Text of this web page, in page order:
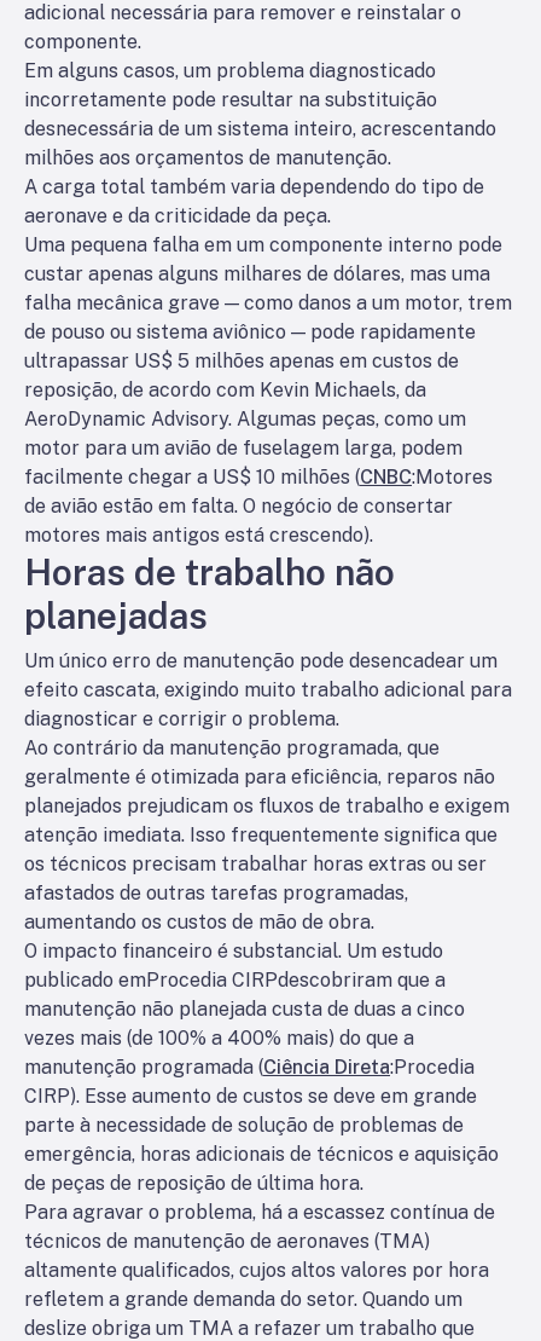
adicional necessária para remover e reinstalar o
componente.
Em alguns casos, um problema diagnosticado
incorretamente pode resultar na substituição
desnecessária de um sistema inteiro, acrescentando
milhões aos orçamentos de manutenção.
A carga total também varia dependendo do tipo de
aeronave e da criticidade da peça.
Uma pequena falha em um componente interno pode
custar apenas alguns milhares de dólares, mas uma
falha mecânica grave — como danos a um motor, trem
de pouso ou sistema aviônico — pode rapidamente
ultrapassar US$ 5 milhões apenas em custos de
reposição, de acordo com Kevin Michaels, da
AeroDynamic Advisory. Algumas peças, como um
motor para um avião de fuselagem larga, podem
facilmente chegar a US$ 10 milhões (CNBC:Motores
de avião estão em falta. O negócio de consertar
motores mais antigos está crescendo).
Horas de trabalho não
planejadas
Um único erro de manutenção pode desencadear um
efeito cascata, exigindo muito trabalho adicional para
diagnosticar e corrigir o problema.
Ao contrário da manutenção programada, que
geralmente é otimizada para eficiência, reparos não
planejados prejudicam os fluxos de trabalho e exigem
atenção imediata. Isso frequentemente significa que
os técnicos precisam trabalhar horas extras ou ser
afastados de outras tarefas programadas,
aumentando os custos de mão de obra.
O impacto financeiro é substancial. Um estudo
publicado emProcedia CIRPdescobriram que a
manutenção não planejada custa de duas a cinco
vezes mais (de 100% a 400% mais) do que a
manutenção programada (Ciência Direta:Procedia
CIRP). Esse aumento de custos se deve em grande
parte à necessidade de solução de problemas de
emergência, horas adicionais de técnicos e aquisição
de peças de reposição de última hora.
Para agravar o problema, há a escassez contínua de
técnicos de manutenção de aeronaves (TMA)
altamente qualificados, cujos altos valores por hora
refletem a grande demanda do setor. Quando um
deslize obriga um TMA a refazer um trabalho que